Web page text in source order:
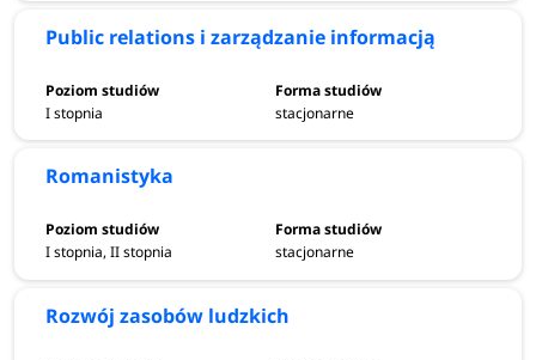
Public relations i zarządzanie informacją
I stopnia stacjonarne
Romanistyka
I stopnia, II stopnia stacjonarne
Rozwój zasobów ludzkich